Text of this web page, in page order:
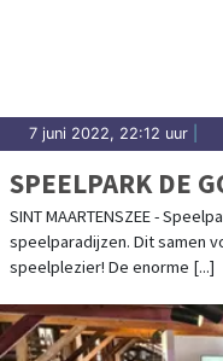
7 juni 2022, 22:12 uur
SPEELPARK DE
SINT MAARTENSZEE -
speelparadijzen. Dit samen
speelplezier! De enorme [...]